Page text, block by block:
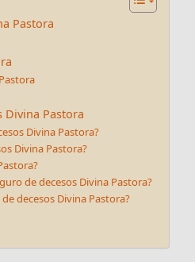
Pastora
Divina Pastora
Divina Pastora?
Divina Pastora?
de decesos Divina Pastora?
decesos Divina Pastora?